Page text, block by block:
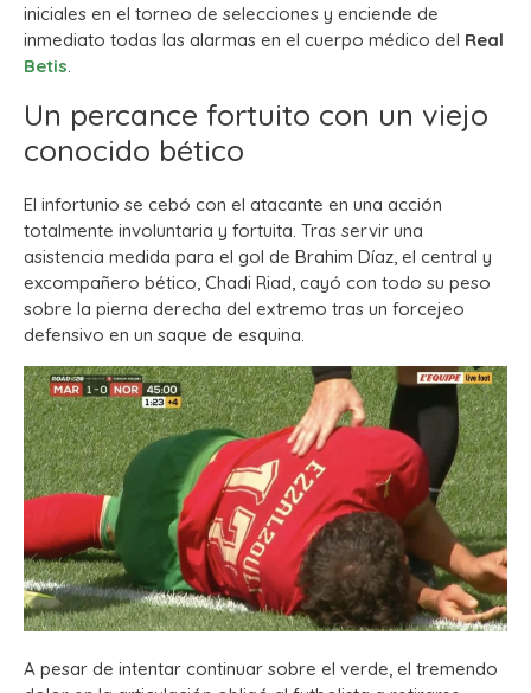
iniciales en el torneo de selecciones y enciende de
inmediato todas las alarmas en el cuerpo médico del Real
Betis.
Un percance fortuito con un viejo
conocido bético
El infortunio se cebó con el atacante en una acción
totalmente involuntaria y fortuita. Tras servir una
asistencia medida para el gol de Brahim Díaz, el central y
excompañero bético, Chadi Riad, cayó con todo su peso
sobre la pierna derecha del extremo tras un forcejeo
defensivo en un saque de esquina.
A pesar de intentar continuar sobre el verde, el tremendo